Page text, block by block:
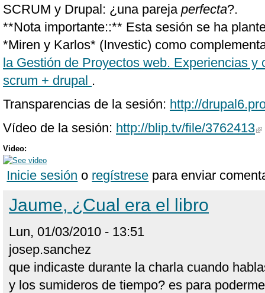
SCRUM y Drupal: ¿una pareja perfecta?.
**Nota importante::** Esta sesión se ha
*Miren y Karlos* (Investic) como
la Gestión de Proyectos web. Experiencias y
scrum + drupal .
Transparencias de la sesión: http://
Vídeo de la sesión: http://blip.tv/file/3762413
Video:
Inicie sesión o regístrese para enviar
Jaume, ¿Cual era el libro
Lun, 01/03/2010 - 13:51
josep.sanchez
que indicaste durante la charla cuando
y los sumideros de tiempo? es para